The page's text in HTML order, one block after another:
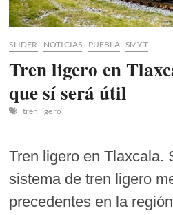
SLIDER NOTICIAS PUEBLA SMYT
Tren ligero en
que sí será útil
tren ligero
Tren ligero en Tlaxcala.
sistema de tren ligero
precedentes en la